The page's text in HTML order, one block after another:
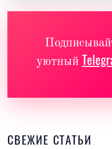
уютный
СВЕЖИЕ СТАТЬИ